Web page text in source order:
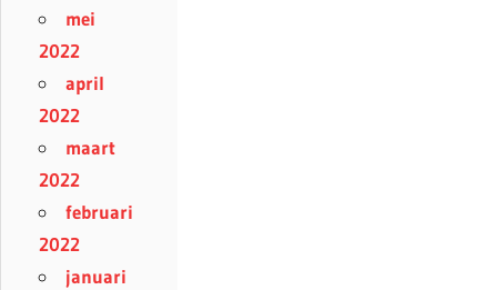
mei
2022
april
2022
maart
2022
februari
2022
januari